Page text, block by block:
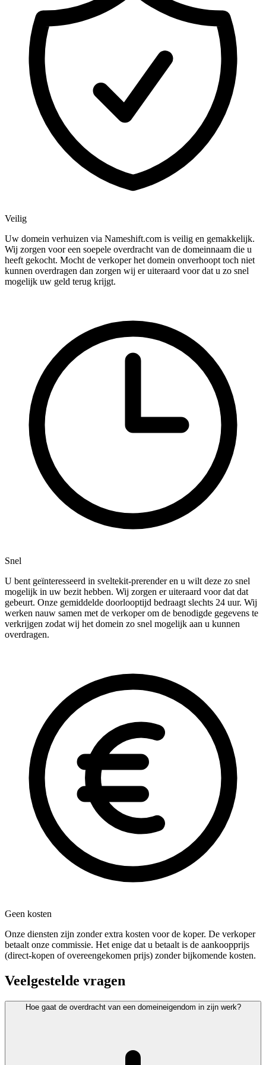
Veilig
Uw domein verhuizen via Nameshift.com is veilig en gemakkelijk.
Wij zorgen voor een soepele overdracht van de domeinnaam die u
heeft gekocht. Mocht de verkoper het domein onverhoopt toch niet
kunnen overdragen dan zorgen wij er uiteraard voor dat u zo snel
mogelijk uw geld terug krijgt.
Snel
U bent geïnteresseerd in sveltekit-prerender en u wilt deze zo snel
mogelijk in uw bezit hebben. Wij zorgen er uiteraard voor dat dat
gebeurt. Onze gemiddelde doorlooptijd bedraagt slechts 24 uur. Wij
werken nauw samen met de verkoper om de benodigde gegevens te
verkrijgen zodat wij het domein zo snel mogelijk aan u kunnen
overdragen.
Geen kosten
Onze diensten zijn zonder extra kosten voor de koper. De verkoper
betaalt onze commissie. Het enige dat u betaalt is de aankoopprijs
(direct-kopen of overeengekomen prijs) zonder bijkomende kosten.
Veelgestelde vragen
Hoe gaat de overdracht van een domeineigendom in zijn werk?